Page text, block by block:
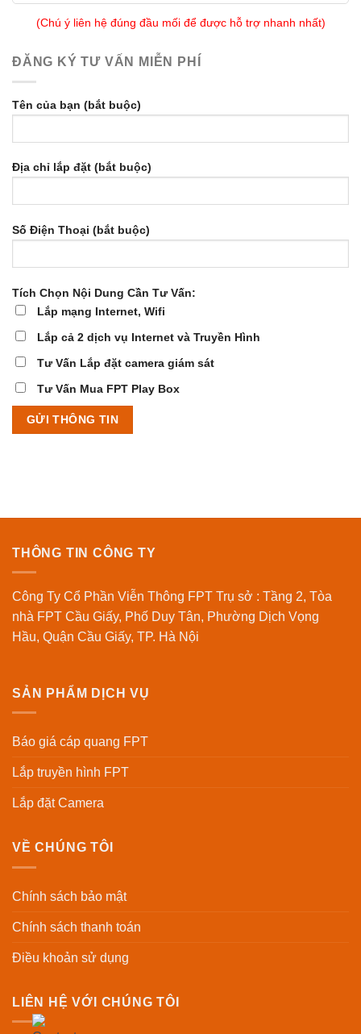
(Chú ý liên hệ đúng đầu mối để được hỗ trợ nhanh nhất)
ĐĂNG KÝ TƯ VẤN MIỄN PHÍ
Tên của bạn (bắt buộc)
Địa chỉ lắp đặt (bắt buộc)
Số Điện Thoại (bắt buộc)
Tích Chọn Nội Dung Cần Tư Vấn:
Lắp mạng Internet, Wifi
Lắp cả 2 dịch vụ Internet và Truyền Hình
Tư Vấn Lắp đặt camera giám sát
Tư Vấn Mua FPT Play Box
THÔNG TIN CÔNG TY
Công Ty Cổ Phần Viễn Thông FPT Trụ sở : Tầng 2, Tòa
nhà FPT Cầu Giấy, Phố Duy Tân, Phường Dịch Vọng
Hầu, Quận Cầu Giấy, TP. Hà Nội
SẢN PHẨM DỊCH VỤ
Báo giá cáp quang FPT
Lắp truyền hình FPT
Lắp đặt Camera
VỀ CHÚNG TÔI
Chính sách bảo mật
Chính sách thanh toán
Điều khoản sử dụng
LIÊN HỆ VỚI CHÚNG TÔI